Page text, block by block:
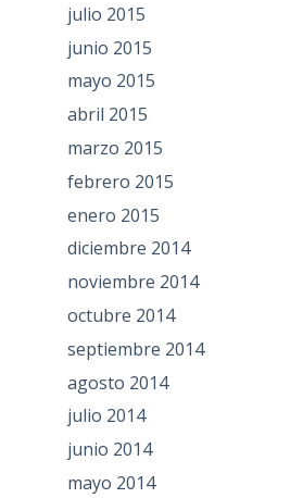
julio 2015
junio 2015
mayo 2015
abril 2015
marzo 2015
febrero 2015
enero 2015
diciembre 2014
noviembre 2014
octubre 2014
septiembre 2014
agosto 2014
julio 2014
junio 2014
mayo 2014